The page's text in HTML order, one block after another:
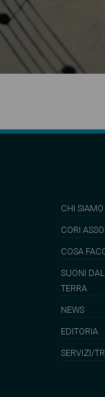
CHI SIAMO
CORI
COSA
SUONI
TERRA
NEWS
EDITORIA
SERVIZI/